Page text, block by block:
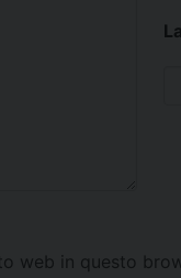
web in questo